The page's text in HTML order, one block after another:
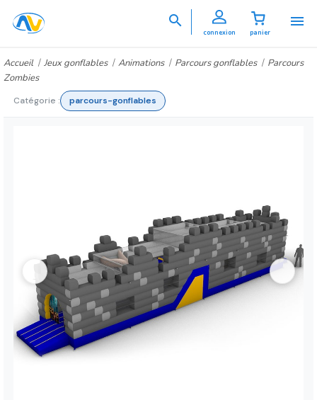

panier
connexion

Accueil Jeux gonflables Animations Parcours gonflables
Parcours
Zombies
Catégorie : parcours-gonflables